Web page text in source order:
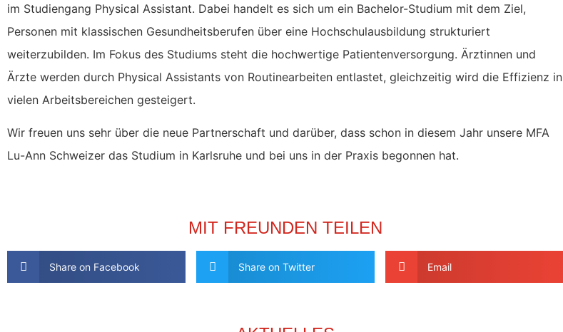
im Studiengang Physical Assistant. Dabei handelt es sich um ein Bachelor-Studium mit dem Ziel,
Personen mit klassischen Gesundheitsberufen über eine Hochschulausbildung strukturiert
weiterzubilden. Im Fokus des Studiums steht die hochwertige Patientenversorgung. Ärztinnen und
Ärzte werden durch Physical Assistants von Routinearbeiten entlastet, gleichzeitig wird die Effizienz in
vielen Arbeitsbereichen gesteigert.
Wir freuen uns sehr über die neue Partnerschaft und darüber, dass schon in diesem Jahr unsere MFA
Lu-Ann Schweizer das Studium in Karlsruhe und bei uns in der Praxis begonnen hat.
MIT FREUNDEN TEILEN
Share on Facebook Share on Twitter Email